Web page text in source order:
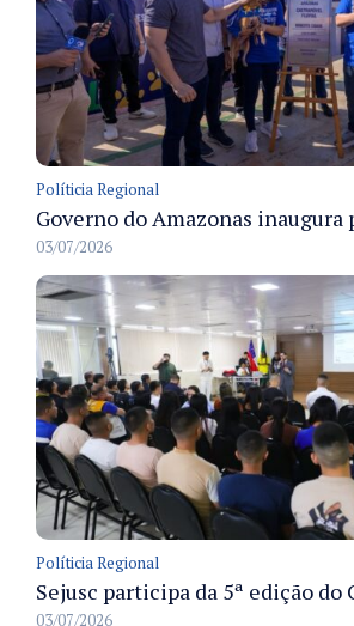
Políticia Regional
03/07/2026
Políticia Regional
03/07/2026